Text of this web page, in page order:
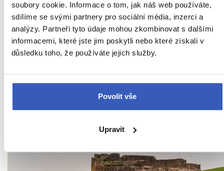
soubory cookie. Informace o tom, jak náš web používáte,
sdílíme se svými partnery pro sociální média, inzerci a
analýzy. Partneři tyto údaje mohou zkombinovat s dalšími
informacemi, které jste jim poskytli nebo které získali v
důsledku toho, že používáte jejich služby.
Povolit vše
Upravit
Zajímavosti v
Ázerbajdžánu- přímo
od našich průvodců